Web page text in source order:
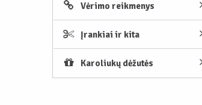
Vėrimo reikmenys
Įrankiai ir kita
Karoliukų dėžutės